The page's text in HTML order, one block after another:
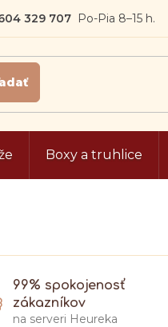
329 707
Boxy a truhlice
99% spokojenosť
zákazníkov
na serveri Heureka